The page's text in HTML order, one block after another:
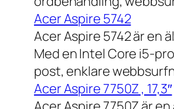
Acer Aspire 5742
Acer Aspire 5742 är en
Med en Intel Core i5-
post, enklare
Acer Aspire 7750Z , 17,3″